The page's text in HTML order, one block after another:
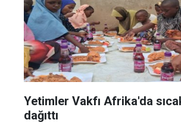
Yetimler Vakfı Afrika'da
dağıttı